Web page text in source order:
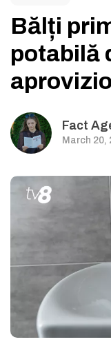
Bălți
potabilă
Fact
March 20,